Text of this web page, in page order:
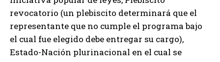
revocatorio (un plebiscito determinará que el
representante que no cumple el programa bajo
el cual fue elegido debe entregar su cargo),
Estado-Nación plurinacional en el cual se